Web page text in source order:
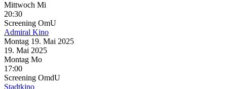
Mittwoch Mi
20:30
Screening OmU
Admiral Kino
Montag 19. Mai 2025
19. Mai 2025
Montag Mo
17:00
Screening OmdU
Stadtkino